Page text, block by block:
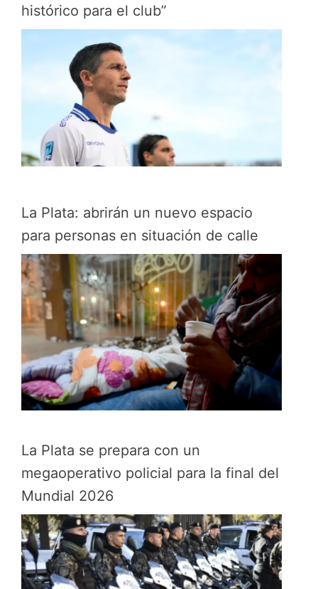
histórico para el club”
La Plata: abrirán un nuevo espacio
para personas en situación de calle
La Plata se prepara con un
megaoperativo policial para la final del
Mundial 2026